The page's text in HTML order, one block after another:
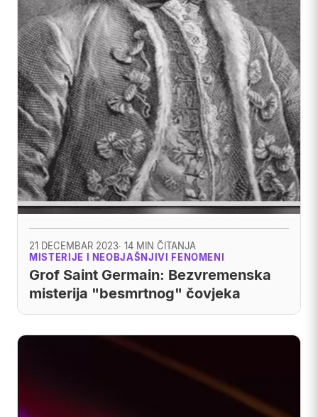
21 DECEMBAR 2023· 14 MIN ČITANJA
MISTERIJE I NEOBJAŠNJIVI FENOMENI
Grof Saint Germain: Bezvremenska
misterija "besmrtnog" čovjeka